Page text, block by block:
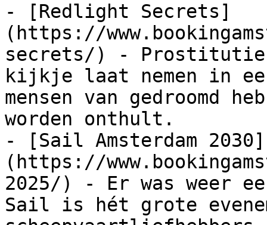
- [Redlight Secrets]
(https://
secrets/) - Prostitutie-
kijkje laat nemen in
mensen van gedroomd
worden onthult.
- [Sail Amsterdam 2030]
(https://
2025/) - Er was weer
Sail is hét grote